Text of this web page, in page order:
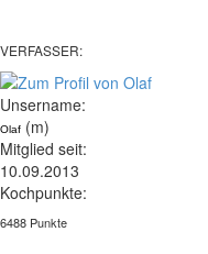
VERFASSER:
Unsername:
Olaf (m)
Mitglied seit:
10.09.2013
Kochpunkte:
6488 Punkte